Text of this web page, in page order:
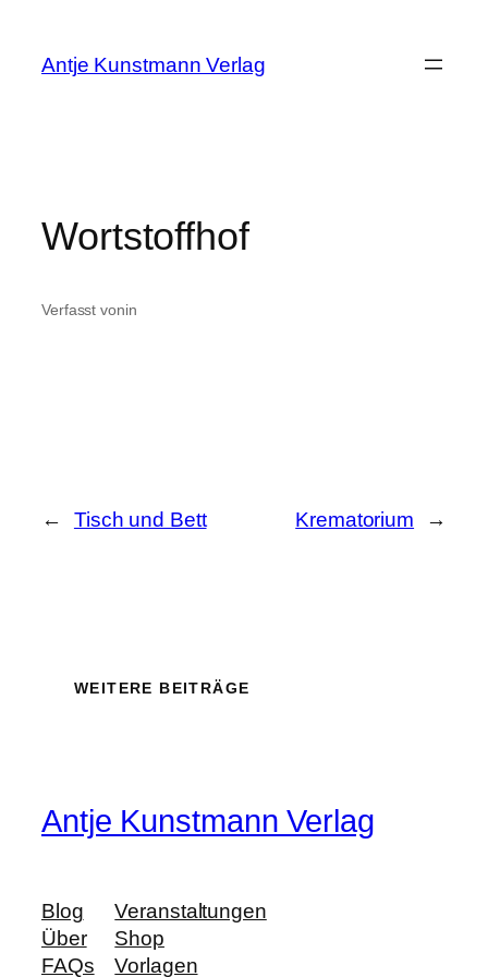
springen
Antje Kunstmann Verlag
Wortstoffhof
Verfasst vonin
← Tisch und Bett Krematorium →
WEITERE BEITRÄGE
Antje Kunstmann Verlag
Blog
Über
FAQs
Veranstaltungen
Shop
Vorlagen